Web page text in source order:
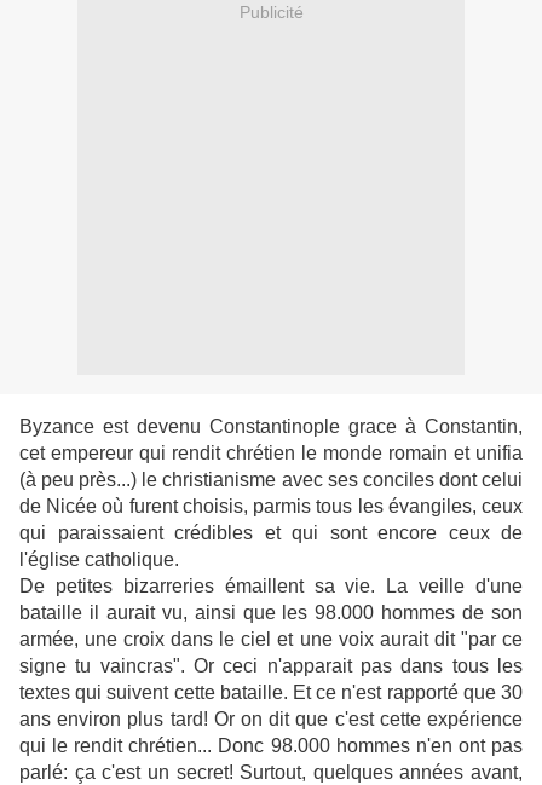
Publicité
Byzance est devenu Constantinople grace à Constantin,
cet empereur qui rendit chrétien le monde romain et unifia
(à peu près...) le christianisme avec ses conciles dont celui
de Nicée où furent choisis, parmis tous les évangiles, ceux
qui paraissaient crédibles et qui sont encore ceux de
l'église catholique.
De petites bizarreries émaillent sa vie. La veille d'une
bataille il aurait vu, ainsi que les 98.000 hommes de son
armée, une croix dans le ciel et une voix aurait dit "par ce
signe tu vaincras". Or ceci n'apparait pas dans tous les
textes qui suivent cette bataille. Et ce n'est rapporté que 30
ans environ plus tard! Or on dit que c'est cette expérience
qui le rendit chrétien... Donc 98.000 hommes n'en ont pas
parlé: ça c'est un secret! Surtout, quelques années avant,